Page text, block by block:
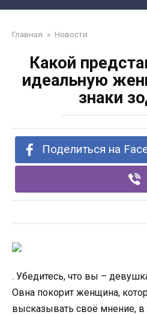
Главная » Новости
Какой
идеальную
знаки
Поделиться на
. Убедитесь, что вы –
Овна покорит женщина,
высказывать своё мнение,